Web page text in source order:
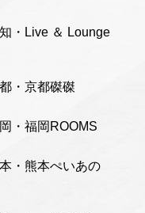
・Live ＆ Lounge
・京都磔磔
・福岡ROOMS
・熊本ぺいあの